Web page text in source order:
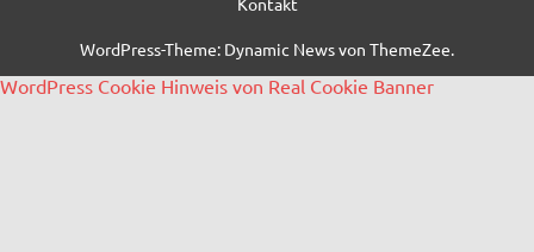
WordPress-Theme: Dynamic News von ThemeZee.
WordPress Cookie Hinweis von Real Cookie Banner